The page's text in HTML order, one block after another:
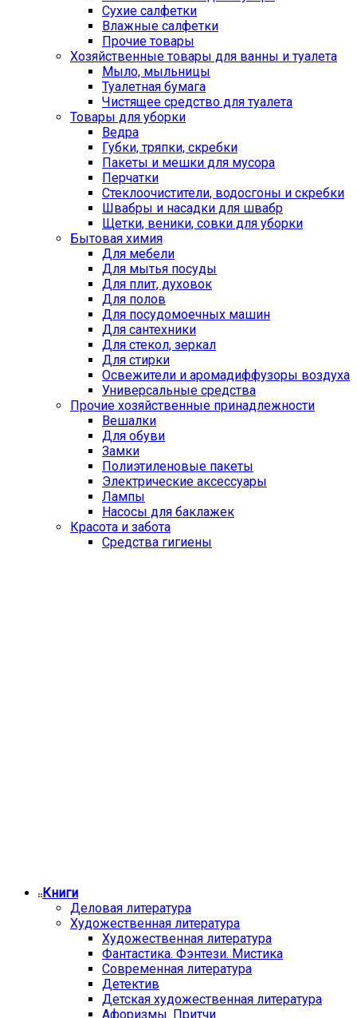
Сухие салфетки
Влажные салфетки
Прочие товары
Хозяйственные товары для ванны и туалета
Мыло, мыльницы
Туалетная бумага
Чистящее средство для туалета
Товары для уборки
Ведра
Губки, тряпки, скребки
Пакеты и мешки для мусора
Перчатки
Стеклоочистители, водосгоны и скребки
Швабры и насадки для швабр
Щетки, веники, совки для уборки
Бытовая химия
Для мебели
Для мытья посуды
Для плит, духовок
Для полов
Для посудомоечных машин
Для сантехники
Для стекол, зеркал
Для стирки
Освежители и аромадиффузоры воздуха
Универсальные средства
Прочие хозяйственные принадлежности
Вешалки
Для обуви
Замки
Полиэтиленовые пакеты
Электрические аксессуары
Лампы
Насосы для баклажек
Красота и забота
Средства гигиены
Книги
Деловая литература
Художественная литература
Художественная литература
Фантастика. Фэнтези. Мистика
Современная литература
Детектив
Детская художественная литература
Афоризмы. Притчи